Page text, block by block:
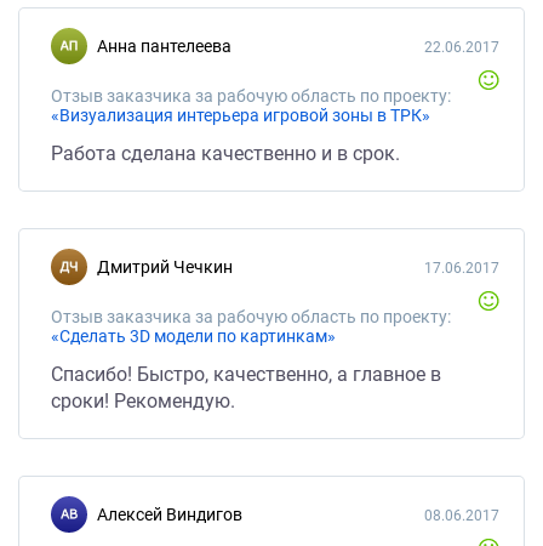
анна пантелеева
Отзыв заказчика за рабочую область по проекту:
«Визуализация интерьера игровой зоны в ТРК»
22.06.2017
Работа сделана качественно и в срок.
Дмитрий Чечкин
Отзыв заказчика за рабочую область по проекту:
«Сделать 3D модели по картинкам»
17.06.2017
Спасибо! Быстро, качественно, а главное в
сроки! Рекомендую.
Алексей Виндигов 08.06.2017